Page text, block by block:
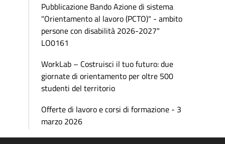
Pubblicazione Bando Azione di sistema
"Orientamento al lavoro (PCTO)" - ambito
persone con disabilità 2026-2027"
LO0161
WorkLab – Costruisci il tuo futuro: due
giornate di orientamento per oltre 500
studenti del territorio
Offerte di lavoro e corsi di formazione - 3
marzo 2026